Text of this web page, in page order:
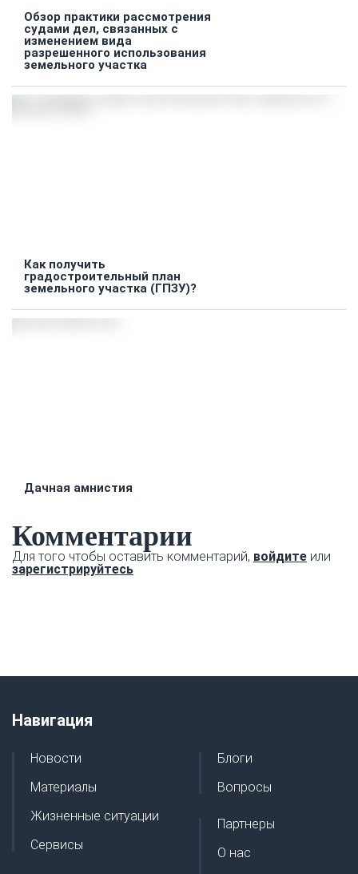
Обзор практики рассмотрения
судами дел, связанных с
изменением вида
разрешенного использования
земельного участка
Как получить
градостроительный план
земельного участка (ГПЗУ)?
Дачная амнистия
Комментарии
Для того чтобы оставить комментарий, войдите или
зарегистрируйтесь
Навигация
Новости
Материалы
Жизненные ситуации
Сервисы
Блоги
Вопросы
Партнеры
О нас